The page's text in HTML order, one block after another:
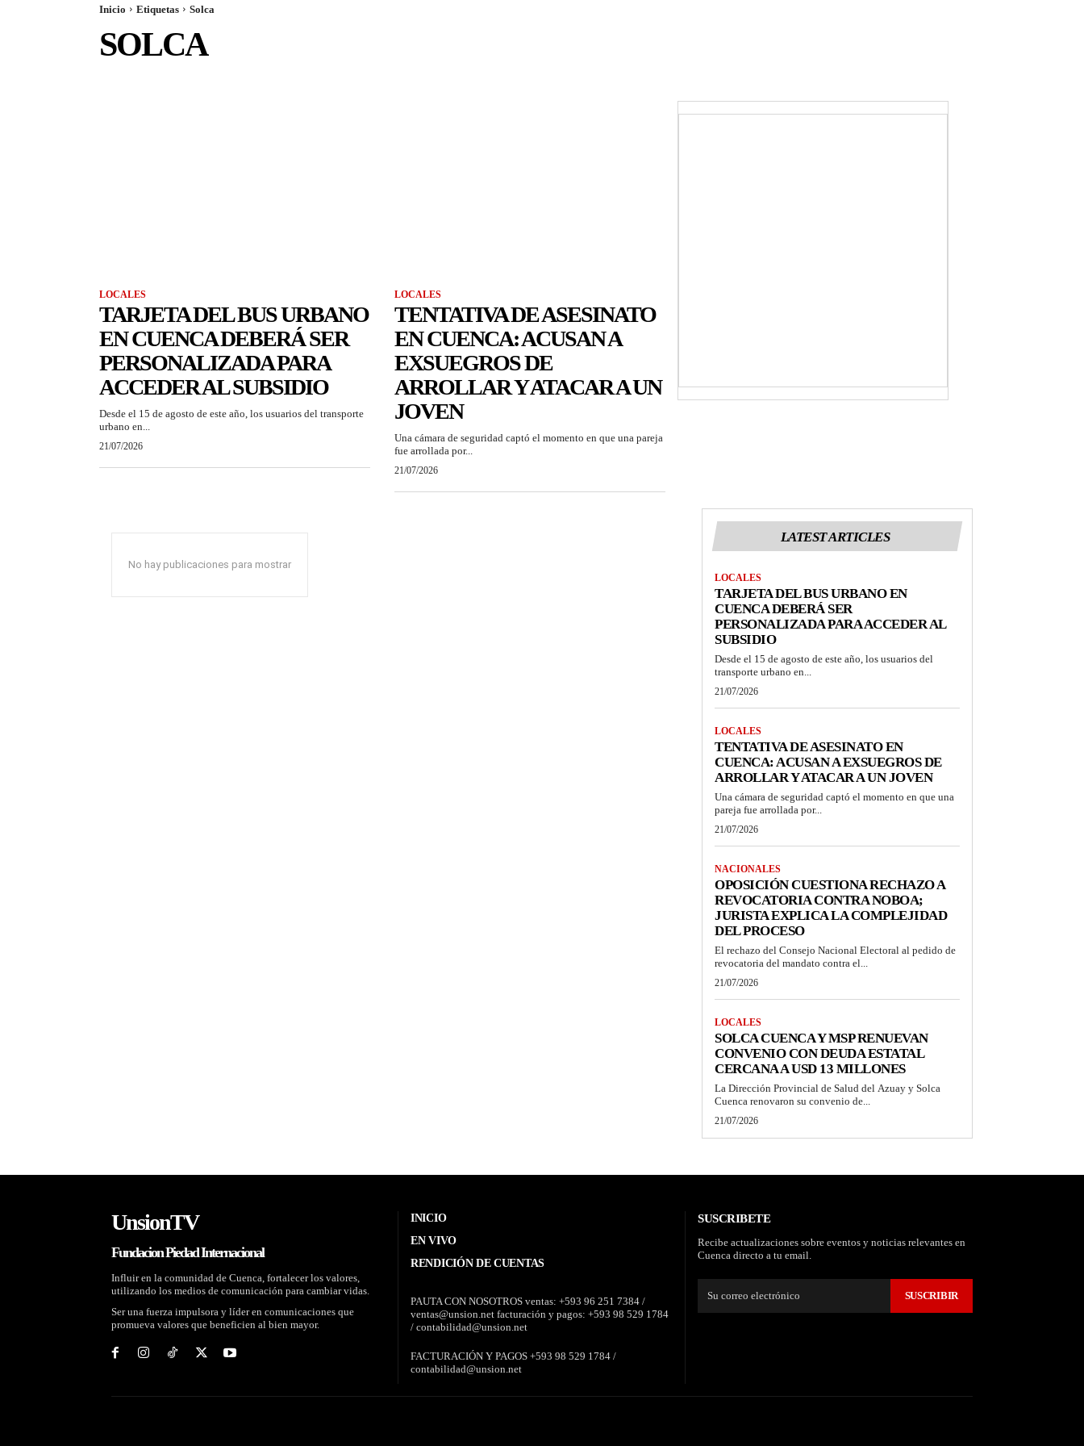
Inicio Etiquetas Solca
SOLCA
LOCALES
TARJETA DEL BUS URBANO
EN CUENCA DEBERÁ SER
PERSONALIZADA PARA
ACCEDER AL SUBSIDIO
Desde el 15 de agosto de este año, los usuarios del transporte
urbano en...
21/07/2026
LOCALES
TENTATIVA DE ASESINATO
EN CUENCA: ACUSAN A
EXSUEGROS DE
ARROLLAR Y ATACAR A UN
JOVEN
Una cámara de seguridad captó el momento en que una pareja
fue arrollada por...
21/07/2026
No hay publicaciones para mostrar
LATEST ARTICLES
LOCALES
TARJETA DEL BUS URBANO EN
CUENCA DEBERÁ SER
PERSONALIZADA PARA ACCEDER AL
SUBSIDIO
Desde el 15 de agosto de este año, los usuarios del
transporte urbano en...
21/07/2026
LOCALES
TENTATIVA DE ASESINATO EN
CUENCA: ACUSAN A EXSUEGROS DE
ARROLLAR Y ATACAR A UN JOVEN
Una cámara de seguridad captó el momento en que una
pareja fue arrollada por...
21/07/2026
NACIONALES
OPOSICIÓN CUESTIONA RECHAZO A
REVOCATORIA CONTRA NOBOA;
JURISTA EXPLICA LA COMPLEJIDAD
DEL PROCESO
El rechazo del Consejo Nacional Electoral al pedido de
revocatoria del mandato contra el...
21/07/2026
LOCALES
SOLCA CUENCA Y MSP RENUEVAN
CONVENIO CON DEUDA ESTATAL
CERCANA A USD 13 MILLONES
La Dirección Provincial de Salud del Azuay y Solca
Cuenca renovaron su convenio de...
21/07/2026
UnsionTV
Fundacion Piedad Internacional
Influir en la comunidad de Cuenca, fortalecer los valores,
utilizando los medios de comunicación para cambiar vidas.
Ser una fuerza impulsora y líder en comunicaciones que
promueva valores que beneficien al bien mayor.
INICIO
EN VIVO
RENDICIÓN DE CUENTAS
PAUTA CON NOSOTROS ventas: +593 96 251 7384 /
ventas@unsion.net facturación y pagos: +593 98 529 1784
/ contabilidad@unsion.net
FACTURACIÓN Y PAGOS +593 98 529 1784 /
contabilidad@unsion.net
SUSCRIBETE
Recibe actualizaciones sobre eventos y noticias relevantes en
Cuenca directo a tu email.
SUSCRIBIR